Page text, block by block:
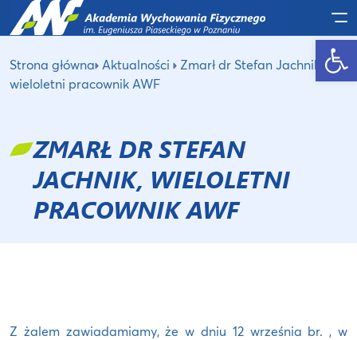
Otwórz pasek narzędzi
Strona główna Aktualności
Zmarł dr Stefan Jachnik,
wieloletni pracownik AWF
ZMARŁ DR STEFAN
JACHNIK, WIELOLETNI
PRACOWNIK AWF
Z żalem zawiadamiamy, że w dniu 12 września br. , w